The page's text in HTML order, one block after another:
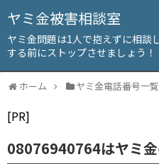
ヤミ金被害相談室
ヤミ金問題は1人で抱えずに相談
する前にストップさせましょう！
ホーム ヤミ金電話番号一覧
[PR]
08076940764はヤミ